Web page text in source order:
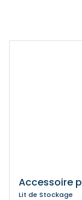
Accessoire
Lit de Stockage